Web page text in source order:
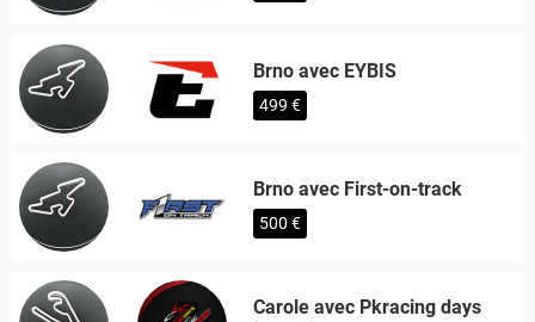
Brno avec EYBIS
499 €
Brno avec First-on-track
500 €
Carole avec Pkracing days